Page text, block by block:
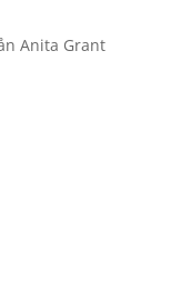
Anita Grant